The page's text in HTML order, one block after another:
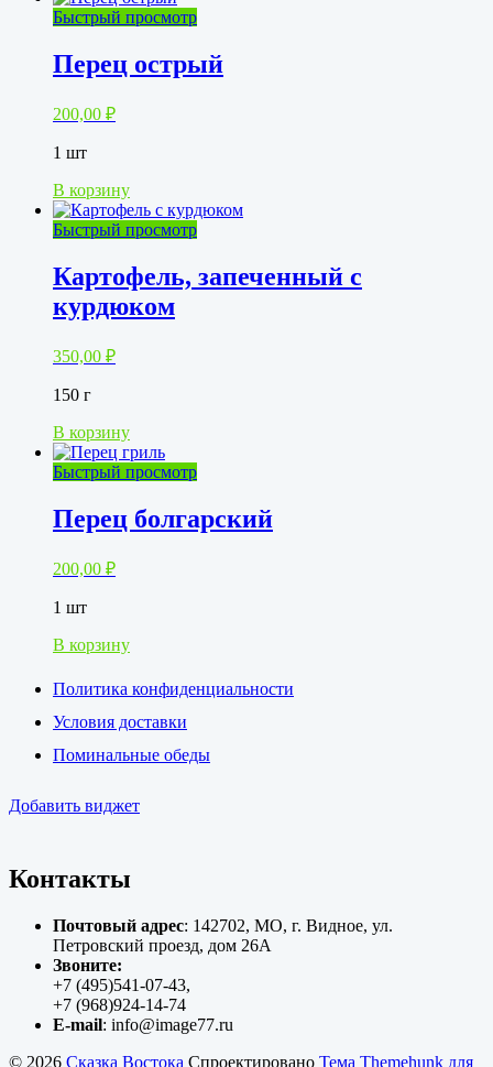
Быстрый просмотр
Перец острый
200,00 ₽
1 шт
В корзину
Быстрый просмотр
Картофель, запеченный с
курдюком
350,00 ₽
150 г
В корзину
Быстрый просмотр
Перец болгарский
200,00 ₽
1 шт
В корзину
Политика конфиденциальности
Условия доставки
Поминальные обеды
Добавить виджет
Контакты
Почтовый адрес: 142702, МО, г. Видное, ул.
Петровский проезд, дом 26А
Звоните:
+7 (495)541-07-43,
+7 (968)924-14-74
E-mail: info@image77.ru
© 2026 Сказка Востока Спроектировано Тема Themehunk для